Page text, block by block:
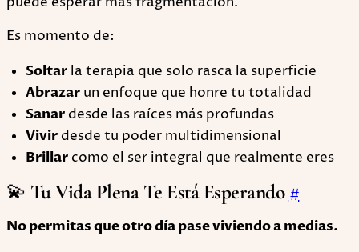
Es momento de:
Soltar la terapia que solo rasca la superficie
Abrazar un enfoque que honre tu totalidad
Sanar desde las raíces más profundas
Vivir desde tu poder multidimensional
Brillar como el ser integral que realmente eres
💫 Tu Vida Plena Te Está Esperando #
No permitas que otro día pase viviendo a medias.